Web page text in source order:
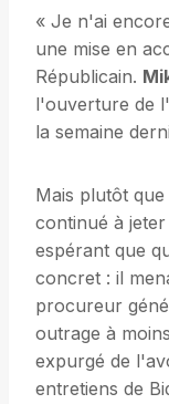
« Je n'ai
une mise en
Républicain.
l'ouverture de
la semaine
Mais plutôt que
continué à
espérant que
concret : il
procureur
outrage à
expurgé de
entretiens de